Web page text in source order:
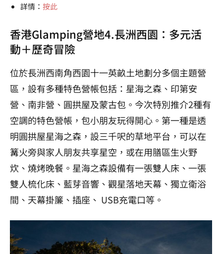
詳情： 按此
香港Glamping營地4.長洲西園：多元活
動＋歷奇冒險
位於長洲西南角西園十一英畝土地劃分多個主題營
區，設有多種特色營帳包括：星海之森、印第安
營、南非營、圓拱屋及蒙古包。今次特別推介2種有
空調的特色營帳，包小朋友玩得開心。第一種是透
明圓拱屋星海之森，設三千呎的草地平台，可以在
篝火旁與家人朋友共享星空，或在用膳區生火野
炊、燒烤晚餐。星海之森設備有一張雙人床、一張
雙人梳化床、藍芽音響、觀星落地天幕、獨立衛浴
間、天幕掛簾、插座、 USB充電口等。